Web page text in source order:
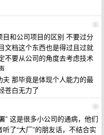
8
和公司项目的区别 不要过分
文档这个东西也是得过且过就
不要从公司的角度去考虑技术
那毕竟是体现个人能力的最
苍白无力了
9
” 这是很多小公司的通病，他们
了“大厂”的朋友话，不结合实